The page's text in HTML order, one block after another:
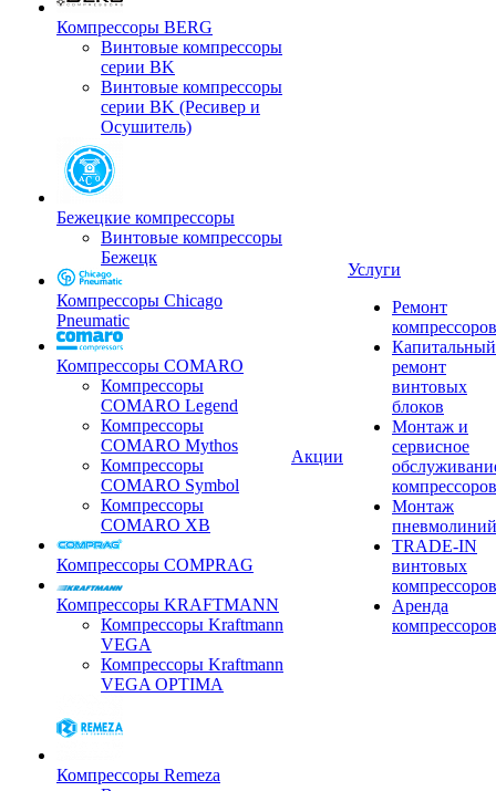
Компрессоры BERG
Винтовые компрессоры
серии BK
Винтовые компрессоры
серии BK (Ресивер и
Осушитель)
Бежецкие компрессоры
Винтовые компрессоры
Бежецк
Компрессоры Chicago
Pneumatic
Компрессоры COMARO
Компрессоры
COMARO Legend
Компрессоры
COMARO Mythos
Компрессоры
COMARO Symbol
Компрессоры
COMARO XB
Компрессоры COMPRAG
Компрессоры KRAFTMANN
Компрессоры Kraftmann
VEGA
Компрессоры Kraftmann
VEGA OPTIMA
Компрессоры Remeza
Акции
Услуги
Ремонт
компрессоров
Капитальный
ремонт
винтовых
блоков
Монтаж и
сервисное
компрессоров
Монтаж
пневмолиний
TRADE-IN
винтовых
компрессоров
Аренда
компрессоров